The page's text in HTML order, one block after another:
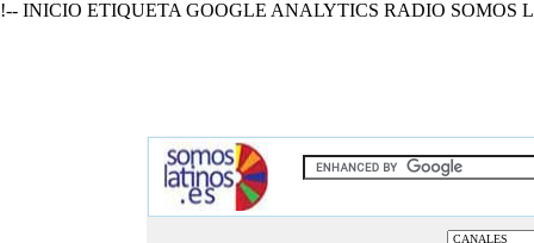
!-- INICIO ETIQUETA GOOGLE ANALYTICS RADIO SOMOS